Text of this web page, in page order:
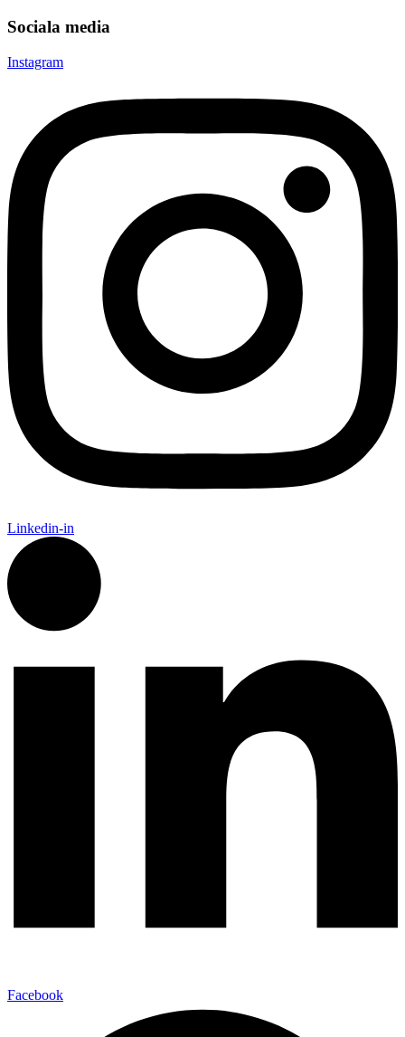
Sociala media
Instagram
Linkedin-in
Facebook